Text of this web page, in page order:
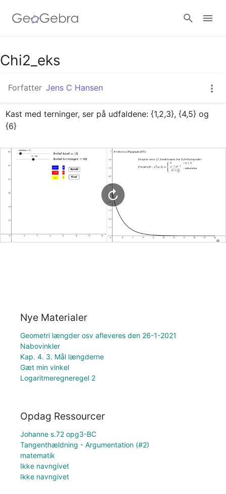
Google Classroom
GeoGebra Classroom
Chi2_eks
Forfatter Jens C Hansen
Kast med terninger, ser på udfaldene: {1,2,3}, {4,5} og
{6}
Nye Materialer
Geometri længder osv afleveres den 26-1-2021
Nabovinkler
Kap. 4. 3. Mål længderne
Gæt min vinkel
Logaritmeregneregel 2
Opdag Ressourcer
Johanne s.72 opg3-BC
Tangenthældning - Argumentation (#2)
matematik
Ikke navngivet
Ikke navngivet